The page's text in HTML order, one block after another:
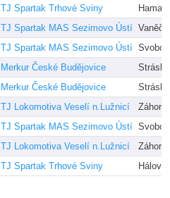
TJ Spartak Trhové Sviny
TJ Spartak MAS Sezimovo Ústí
TJ Spartak MAS Sezimovo Ústí
Merkur České Budějovice
Stráský
Merkur České Budějovice
Stráský
TJ Lokomotiva Veselí n.Lužnicí
TJ Spartak MAS Sezimovo Ústí
TJ Lokomotiva Veselí n.Lužnicí
TJ Spartak Trhové Sviny Hálová